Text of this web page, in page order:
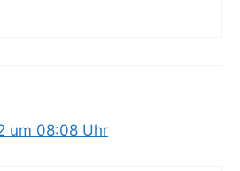
um 08:08 Uhr